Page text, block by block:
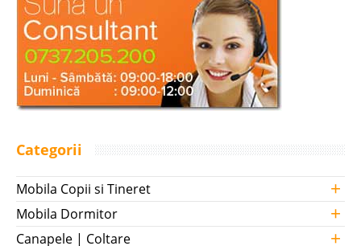
Categorii
Mobila Copii si Tineret +
Mobila Dormitor +
Canapele | Coltare +